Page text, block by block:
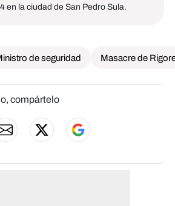
en la ciudad de San Pedro Sula.
de seguridad Masacre de
compártelo